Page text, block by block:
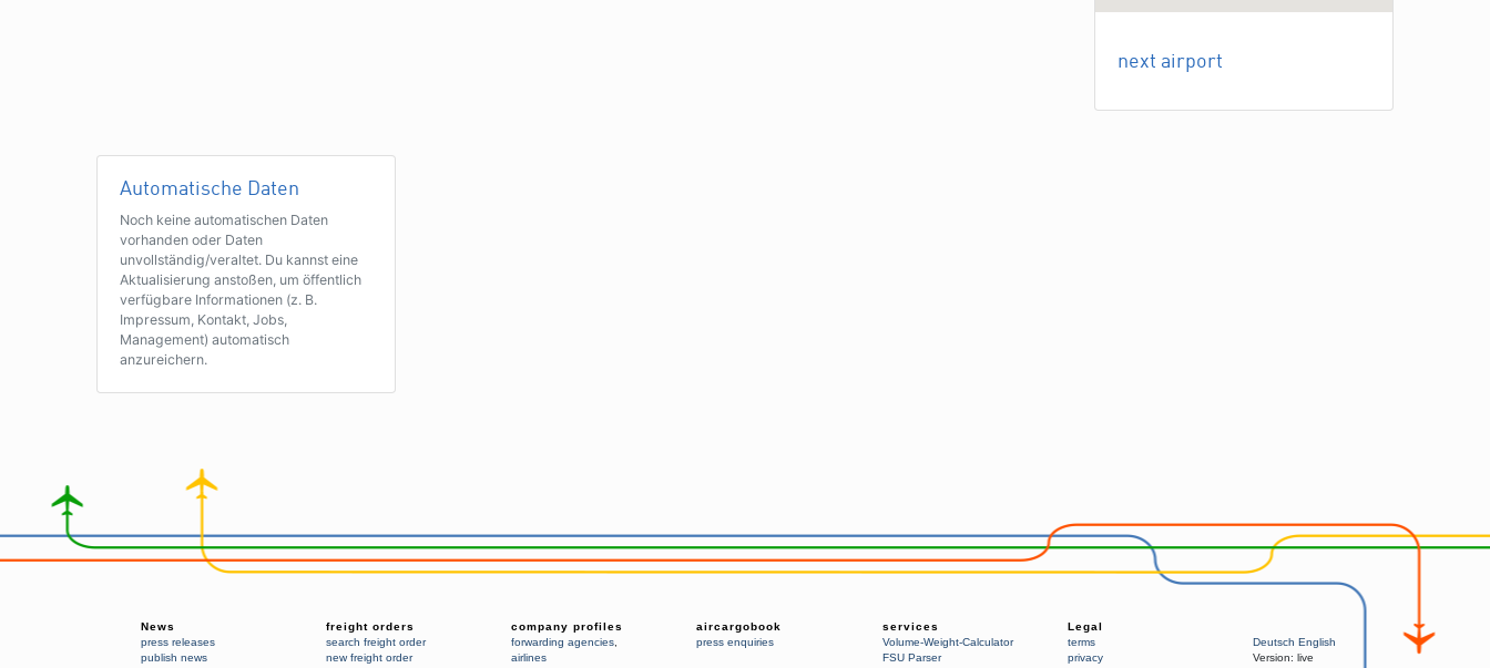
next airport
Automatische Daten
Noch keine automatischen Daten
vorhanden oder Daten
unvollständig/veraltet. Du kannst eine
Aktualisierung anstoßen, um öffentlich
verfügbare Informationen (z. B.
Impressum, Kontakt, Jobs,
Management) automatisch
anzureichern.
News
press releases
publish news
freight orders
search freight order
new freight order
company profiles
forwarding agencies
airlines
aircargobook
press enquiries
services
Volume-Weight-Calculator
FSU Parser
Legal
terms
privacy
Deutsch English
Version: live